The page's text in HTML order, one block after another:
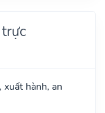
hành, an